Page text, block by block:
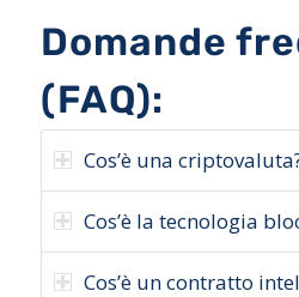
Domande
(FAQ):
Cos’è una
Cos’è la tecnologia
Cos’è un contratto